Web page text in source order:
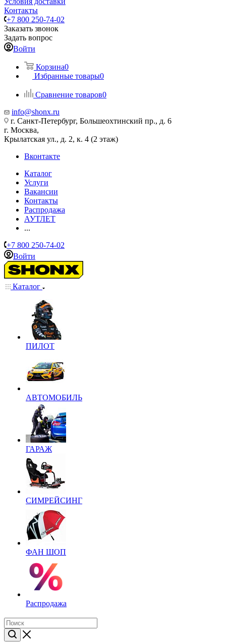
Контакты
+7 800 250-74-02
Заказать звонок
Задать вопрос
Войти
Корзина0
Избранные товары0
Сравнение товаров0
info@shonx.ru
г. Санкт-Петербург, Большеохтинский пр., д. 6
г. Москва,
Крылатская ул., д. 2, к. 4 (2 этаж)
Вконтакте
Каталог
Услуги
Вакансии
Контакты
Распродажа
АУТЛЕТ
...
+7 800 250-74-02
Войти
Каталог
ПИЛОТ
АВТОМОБИЛЬ
ГАРАЖ
СИМРЕЙСИНГ
ФАН ШОП
Распродажа